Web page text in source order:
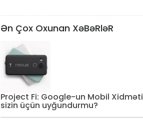
Ən Çox Oxunan XəBəRləR
Project Fi: Google-un Mobil Xidməti
sizin üçün uyğundurmu?